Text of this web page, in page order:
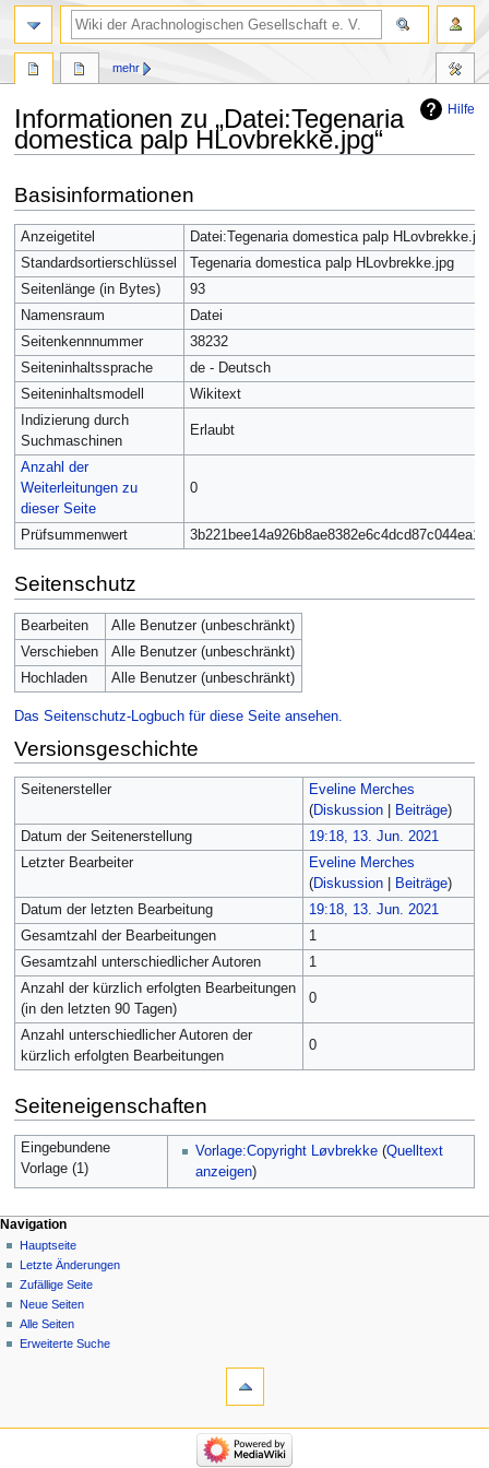
Hilfe
Informationen zu „Datei:Tegenaria
domestica palp HLovbrekke.jpg“
Navigation
springen
Suche
springen
Basisinformationen
Anzeigetitel
Datei:Tegenaria domestica palp
Standardsortierschlüssel
Tegenaria domestica palp HLovbrekke.jpg
Seitenlänge (in Bytes)
93
Namensraum
Datei
Seitenkennnummer
38232
Seiteninhaltssprache
de - Deutsch
Seiteninhaltsmodell
Wikitext
Indizierung durch
Suchmaschinen
Erlaubt
Anzahl der
Weiterleitungen zu
dieser Seite
0
Prüfsummenwert
Seitenschutz
Bearbeiten
Alle Benutzer (unbeschränkt)
Verschieben
Alle Benutzer (unbeschränkt)
Hochladen
Alle Benutzer (unbeschränkt)
Das Seitenschutz-Logbuch für diese Seite ansehen.
Versionsgeschichte
Seitenersteller
Eveline Merches
(Diskussion| Beiträge)
Datum der Seitenerstellung
19:18, 13. Jun. 2021
Letzter Bearbeiter
Eveline Merches
(Diskussion| Beiträge)
Datum der letzten Bearbeitung
19:18, 13. Jun. 2021
Gesamtzahl der Bearbeitungen
1
Gesamtzahl unterschiedlicher Autoren
1
Anzahl der kürzlich erfolgten Bearbeitungen
(in den letzten 90 Tagen)
0
Anzahl unterschiedlicher Autoren der
kürzlich erfolgten Bearbeitungen
0
Seiteneigenschaften
Eingebundene
Vorlage (1)
Vorlage:Copyright Løvbrekke (Quelltext
anzeigen)
mehr
Navigation
Hauptseite
Letzte Änderungen
Zufällige Seite
Neue Seiten
Alle Seiten
Erweiterte Suche